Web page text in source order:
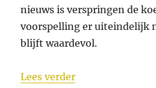
nieuws is verspringen de
voorspelling er uiteindelijk
blijft waardevol.
Lees verder“Politieke